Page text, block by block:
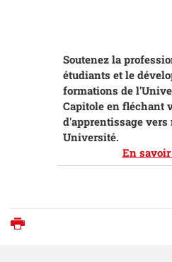
Soutenez la
étudiants et le
formations de
Capitole en fléchant
d'apprentissage vers
Université.
En